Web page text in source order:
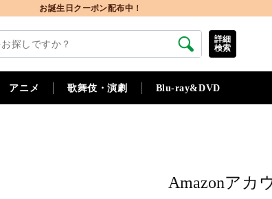
お誕生日クーポン配布中！
詳細
検索
アニメ 歌舞伎・演劇 Blu-ray&DVD
Amazonアカ